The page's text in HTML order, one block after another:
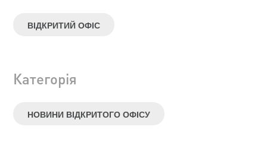
ВІДКРИТИЙ ОФІС
Категорія
НОВИНИ ВІДКРИТОГО ОФІСУ